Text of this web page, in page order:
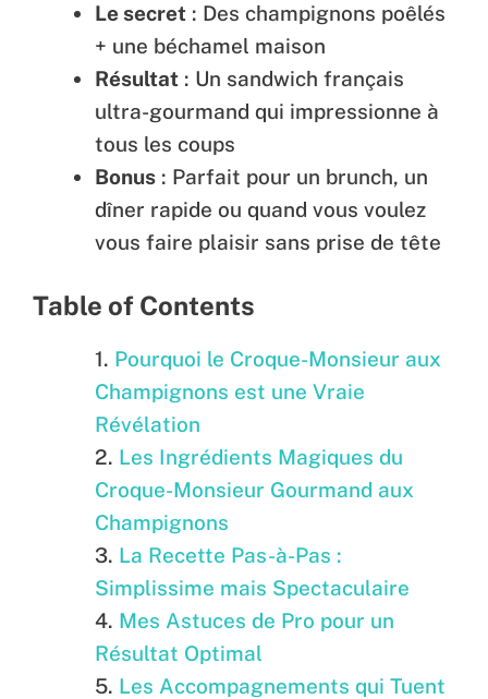
Le secret : Des champignons poêlés
+ une béchamel maison
Résultat : Un sandwich français
ultra-gourmand qui impressionne à
tous les coups
Bonus : Parfait pour un brunch, un
dîner rapide ou quand vous voulez
vous faire plaisir sans prise de tête
Table of Contents
Pourquoi le Croque-Monsieur aux
Champignons est une Vraie
Révélation
Les Ingrédients Magiques du
Croque-Monsieur Gourmand aux
Champignons
La Recette Pas-à-Pas :
Simplissime mais Spectaculaire
Mes Astuces de Pro pour un
Résultat Optimal
Les Accompagnements qui Tuent